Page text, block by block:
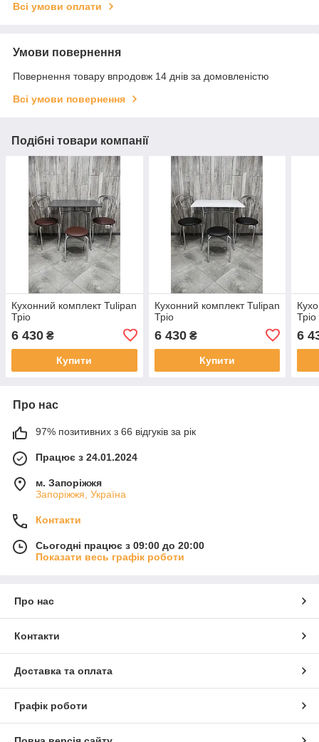
Всі умови оплати
Умови повернення
Повернення товару впродовж 14 днів за домовленістю
Всі умови повернення
Подібні товари компанії
Кухонний комплект Tulipan
Тріо
6 430 ₴
Купити
Кухонний комплект Tulipan
Тріо
6 430₴
Купити
Тріо
6
Про нас
97% позитивних з 66 відгуків за рік
Працює з 24.01.2024
м. Запоріжжя
Запоріжжя, Україна
Контакти
Сьогодні працює з 09:00 до 20:00
Показати весь графік роботи
Про нас
Контакти
Доставка та оплата
Графік роботи